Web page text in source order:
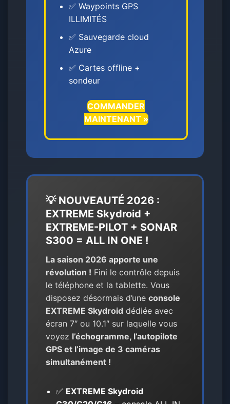
✅ Waypoints GPS
ILLIMITÉS
✅ Sauvegarde cloud
Azure
✅ Cartes offline +
sondeur
COMMANDER
MAINTENANT »
💡 NOUVEAUTÉ 2026 :
EXTREME Skydroid +
EXTREME-PILOT + SONAR
S300 = ALL IN ONE !
La saison 2026 apporte une
révolution ! Fini le contrôle depuis
le téléphone et la tablette. Vous
disposez désormais d’uneconsole
EXTREME Skydroid dédiée avec
écran 7″ ou 10.1″ sur laquelle vous
voyez l’échogramme, l’autopilote
GPS et l’image de 3 caméras
simultanément !
✅ EXTREME Skydroid